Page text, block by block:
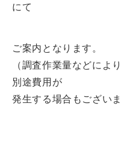
にて
ご案内となります。
（調査作業量などによ
別途費用が
発生する場合もございま